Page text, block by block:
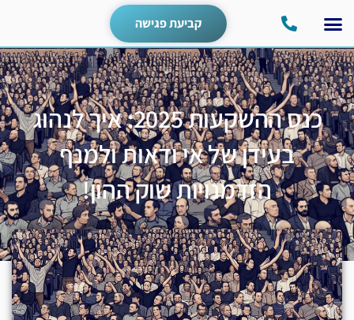
קביעת פגישה
כנס ההשקעות 2025: איך לנהוג
בעידן של אי ודאות ולמנף
הזדמנויות שוק ההון!